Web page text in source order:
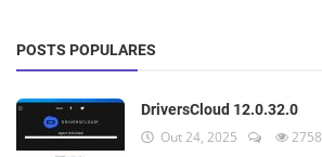
POSTS POPULARES
DriversCloud 12.0.32.0
Out 24, 2025 2758